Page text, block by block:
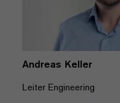
Andreas Keller
Leiter Engineering